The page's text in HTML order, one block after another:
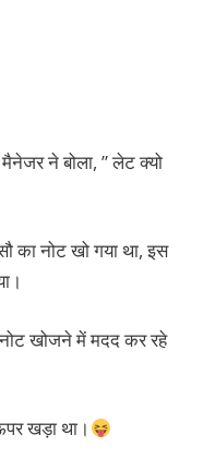
ने बोला, ” लेट क्यो
का नोट खो गया था, इस
खोजने में मदद कर रहे
खड़ा था।